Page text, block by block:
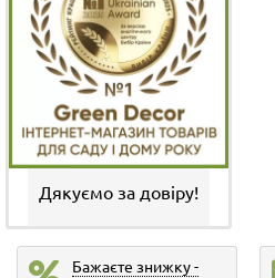
Дякуємо за довіру!
Бажаєте знижку -